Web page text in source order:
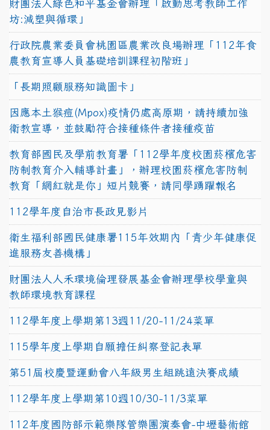
財團法人綠色和平基金會辦理「啟動思考教師工作
坊:減塑與循環」
行政院農業委員會桃園區農業改良場辦理「112年食
農教育宣導人員基礎培訓課程初階班」
「長期照顧服務知識圖卡」
因應本土猴痘(Mpox)疫情仍處高原期，請持續加強
衛教宣導，並鼓勵符合接種條件者接種疫苗
教育部國民及學前教育署「112學年度校園菸檳危害
防制教育介入輔導計畫」，辦理校園菸檳危害防制
教育「網紅就是你」短片競賽，請同學踴躍報名
112學年度自治市長政見影片
衛生福利部國民健康署115年效期內「青少年健康促
進服務友善機構」
財團法人人禾環境倫理發展基金會辦理學校學童與
教師環境教育課程
112學年度上學期第13週11/20-11/24菜單
115學年度上學期自願擔任糾察登記表單
第51屆校慶暨運動會八年級男生組跳遠決賽成績
112學年度上學期第10週10/30-11/3菜單
112年度國防部示範樂隊管樂團演奏會-中壢藝術館